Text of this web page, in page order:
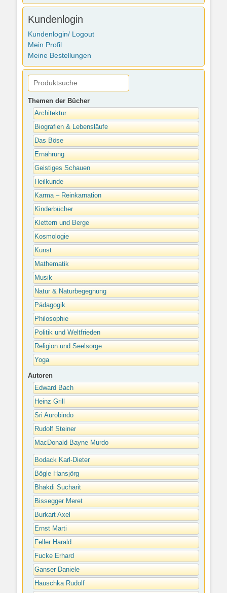
Kundenlogin
Kundenlogin/ Logout
Mein Profil
Meine Bestellungen
Themen der Bücher
Architektur
Biografien & Lebensläufe
Das Böse
Ernährung
Geistiges Schauen
Heilkunde
Karma – Reinkarnation
Kinderbücher
Klettern und Berge
Kosmologie
Kunst
Mathematik
Musik
Natur & Naturbegegnung
Pädagogik
Philosophie
Politik und Weltfrieden
Religion und Seelsorge
Yoga
Autoren
Edward Bach
Heinz Grill
Sri Aurobindo
Rudolf Steiner
MacDonald-Bayne Murdo
Bodack Karl-Dieter
Bögle Hansjörg
Bhakdi Sucharit
Bissegger Meret
Burkart Axel
Ernst Marti
Feller Harald
Fucke Erhard
Ganser Daniele
Hauschka Rudolf